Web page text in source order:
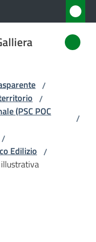
/
/
(PSC POC
/
/
Edilizio /